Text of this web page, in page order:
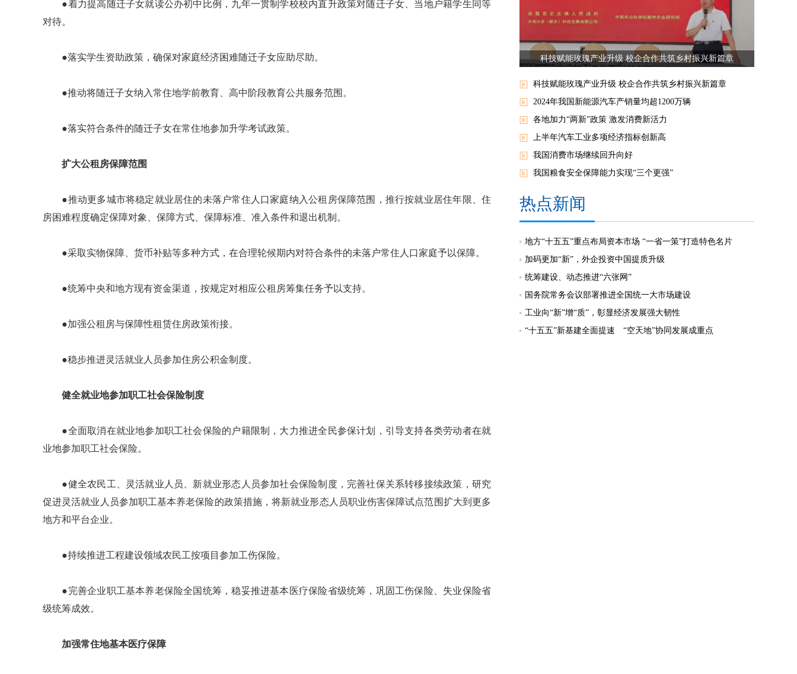
●着力提高随迁子女就读公办初中比例，九年一贯制学校校内直升政策对随迁子女、当地户籍学生同等
对待。
●落实学生资助政策，确保对家庭经济困难随迁子女应助尽助。
●推动将随迁子女纳入常住地学前教育、高中阶段教育公共服务范围。
●落实符合条件的随迁子女在常住地参加升学考试政策。
扩大公租房保障范围
●推动更多城市将稳定就业居住的未落户常住人口家庭纳入公租房保障范围，推行按就业居住年限、住
房困难程度确定保障对象、保障方式、保障标准、准入条件和退出机制。
●采取实物保障、货币补贴等多种方式，在合理轮候期内对符合条件的未落户常住人口家庭予以保障。
●统筹中央和地方现有资金渠道，按规定对相应公租房筹集任务予以支持。
●加强公租房与保障性租赁住房政策衔接。
●稳步推进灵活就业人员参加住房公积金制度。
健全就业地参加职工社会保险制度
●全面取消在就业地参加职工社会保险的户籍限制，大力推进全民参保计划，引导支持各类劳动者在就
业地参加职工社会保险。
●健全农民工、灵活就业人员、新就业形态人员参加社会保险制度，完善社保关系转移接续政策，研究
促进灵活就业人员参加职工基本养老保险的政策措施，将新就业形态人员职业伤害保障试点范围扩大到更多
地方和平台企业。
●持续推进工程建设领域农民工按项目参加工伤保险。
●完善企业职工基本养老保险全国统筹，稳妥推进基本医疗保险省级统筹，巩固工伤保险、失业保险省
级统筹成效。
加强常住地基本医疗保障
科技赋能玫瑰产业升级 校企合作共筑乡村振兴新篇章
科技赋能玫瑰产业升级 校企合作共筑乡村振兴新篇章
2024年我国新能源汽车产销量均超1200万辆
各地加力“两新”政策 激发消费新活力
上半年汽车工业多项经济指标创新高
我国消费市场继续回升向好
我国粮食安全保障能力实现“三个更强”
热点新闻
地方“十五五”重点布局资本市场 “一省一策”打造特色名片
加码更加“新”，外企投资中国提质升级
统筹建设、动态推进“六张网”
国务院常务会议部署推进全国统一大市场建设
工业向“新”增“质”，彰显经济发展强大韧性
“十五五”新基建全面提速 “空天地”协同发展成重点